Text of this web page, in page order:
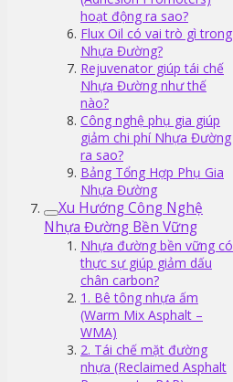
hoạt động ra sao?
Flux Oil có vai trò gì trong
Nhựa Đường?
Rejuvenator giúp tái chế
Nhựa Đường như thế
nào?
Công nghệ phụ gia giúp
giảm chi phí Nhựa Đường
ra sao?
Bảng Tổng Hợp Phụ Gia
Nhựa Đường
Xu Hướng Công Nghệ
Nhựa Đường Bền Vững
Nhựa đường bền vững có
thực sự giúp giảm dấu
chân carbon?
1. Bê tông nhựa ấm
(Warm Mix Asphalt –
WMA)
2. Tái chế mặt đường
nhựa (Reclaimed Asphalt